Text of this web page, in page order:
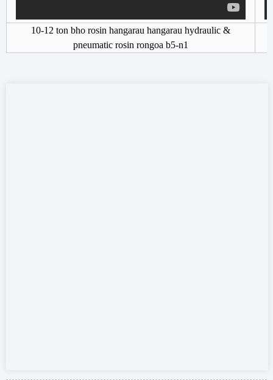
10-12 ton bho rosin hangarau hangarau hydraulic &
pneumatic rosin rongoa b5-n1